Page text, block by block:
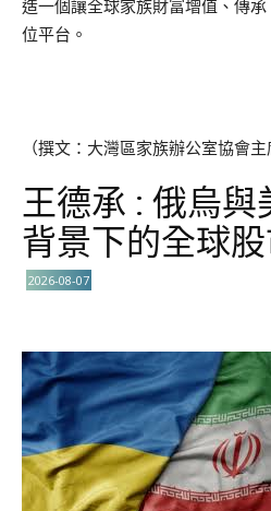
造一個讓全球家族財富增值、傳
位平台。
（撰文：大灣區家族辦公室協會主
王德承 : 俄烏
背景下的全球
2026-08-07